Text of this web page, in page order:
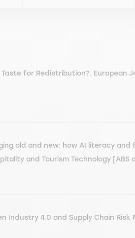
Taste for Redistribution?.
old and new: how AI
and Tourism Technology [ABS
Industry 4.0 and Supply Chain